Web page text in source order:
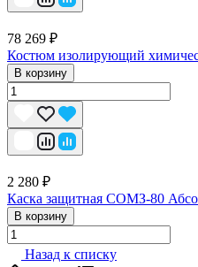
78 269 ₽
Костюм изолирующий
В корзину
2 280 ₽
Каска защитная СОМЗ-80
В корзину
Назад к списку